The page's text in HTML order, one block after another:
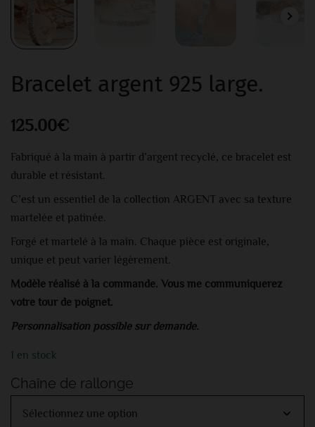
Bracelet argent 925 large.
125.00€
Fabriqué à la main à partir d’argent recyclé, ce bracelet est
durable et résistant.
C’est un essentiel de la collection ARGENT avec sa texture
martelée et patinée.
Forgé et martelé à la main. Chaque pièce est originale,
unique et peut varier légèrement.
Modèle réalisé à la commande. Vous me communiquerez
votre tour de poignet.
Personnalisation possible sur demande.
1 en stock
Chaîne de rallonge